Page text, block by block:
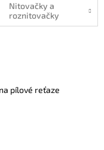
Nitovačky a
roznitovačky
pílové reťaze